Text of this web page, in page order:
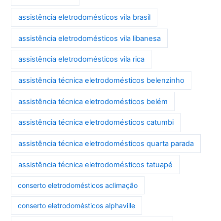
assistência eletrodomésticos vila brasil
assistência eletrodomésticos vila libanesa
assistência eletrodomésticos vila rica
assistência técnica eletrodomésticos belenzinho
assistência técnica eletrodomésticos belém
assistência técnica eletrodomésticos catumbi
assistência técnica eletrodomésticos quarta parada
assistência técnica eletrodomésticos tatuapé
conserto eletrodomésticos aclimação
conserto eletrodomésticos alphaville